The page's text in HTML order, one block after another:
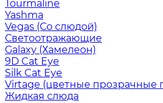
Tourmaline
Yashma
Vegas (Со слюдой)
Светоотражающие
Galaxy (Хамелеон)
9D Cat Eye
Silk Cat Eye
Virtage (цветные прозрачные
Жидкая слюда